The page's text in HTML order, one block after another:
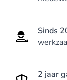
Sinds
2 jaar